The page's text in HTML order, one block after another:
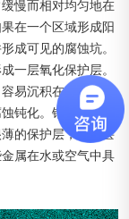
慢而相对均匀地在
在一个区域形成阳
成可见的腐蚀坑。
一层氧化保护层。
易沉积在金属表
钝化。锆、铬、
的保护层，有时甚
属在水或空气中具